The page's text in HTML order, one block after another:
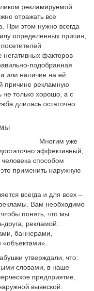
рекламируемой
отражать все
При этом нужно всегда
определенных причин,
негативных факторов
подобранная
или наличие на ей
причине рекламную
не только хорошо, а с
длилась остаточно
Многим уже
эффективный,
способом
применить наружную
всегда и для всех –
Вам необходимо
понять, что мы
друга, рекламой:
баннерами,
утверждали, что:
словами, в наше
предприятие,
вывеской.